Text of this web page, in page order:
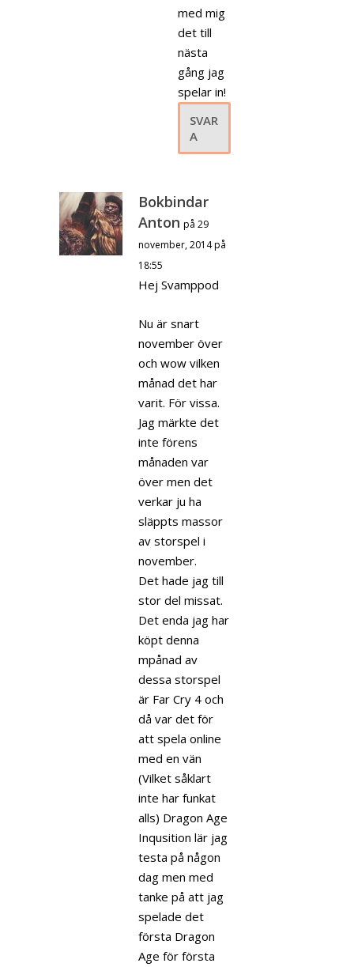
med mig
det till
nästa
gång jag
spelar in!
SVAR
A
Bokbindar
Anton på 29
november, 2014 på
18:55
Hej Svamppod
Nu är snart
november över
och wow vilken
månad det har
varit. För vissa.
Jag märkte det
inte förens
månaden var
över men det
verkar ju ha
släppts massor
av storspel i
november.
Det hade jag till
stor del missat.
Det enda jag har
köpt denna
mpånad av
dessa storspel
är Far Cry 4 och
då var det för
att spela online
med en vän
(Vilket såklart
inte har funkat
alls) Dragon Age
Inqusition lär jag
testa på någon
dag men med
tanke på att jag
spelade det
första Dragon
Age för första